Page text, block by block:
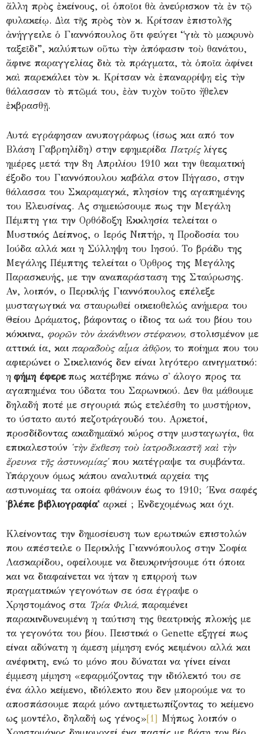
ἄλλη πρὸς ἐκείνους, οἱ ὁποῖοι θὰ ἀνεύρισκον τὰ ἐν τῷ
φυλακείῳ. Δὶα τῆς πρὸς τὸν κ. Κρίτσαν ἐπιστολῆς
ἀνήγγειλε ὁ Γιαννόπουλος ὅτι φεύγει “γιὰ τὸ μακρυνὸ
ταξεῖδι”, καλύπτων οὕτω τὴν ἀπόφασιν τοὺ θανάτου,
ἄφινε παραγγελίας διὰ τὰ πράγματα, τὰ ὁποῖα ἀφίνει
καὶ παρεκάλει τὸν κ. Κρίτσαν νὰ ἐπαναρρίψῃ εἰς τὴν
θάλασσαν τὸ πτῶμά του, ἐὰν τυχὸν τοῦτο ἤθελεν
ἐκβρασθῇ.
Αυτά εγράφησαν ανυπογράφως (ίσως και από τον
Βλάση Γαβριηλίδη) στην εφημερίδα Πατρίς λίγες
ημέρες μετά την 8η Απριλίου 1910 και την θεαματική
έξοδο του Γιαννόπουλου καβάλα στον Πήγασο, στην
θάλασσα του Σκαραμαγκά, πλησίον της αγαπημένης
του Ελευσίνας. Ας σημειώσουμε πως την Μεγάλη
Πέμπτη για την Ορθόδοξη Εκκλησία τελείται ο
Μυστικός Δείπνος, ο Ιερός Νιπτήρ, η Προδοσία του
Ιούδα αλλά και η Σύλληψη του Ιησού. Το βράδυ της
Μεγάλης Πέμπτης τελείται ο Όρθρος της Μεγάλης
Παρασκευής, με την αναπαράσταση της Σταύρωσης.
Αν, λοιπόν, ο Περικλής Γιαννόπουλος επέλεξε
μυσταγωγικά να σταυρωθεί οικειοθελώς ανήμερα του
Θείου Δράματος, βάφοντας ο ίδιος τα ωά του βίου του
κόκκινα, φορῶν τὸν ἀκάνθινον στέφανον, στολισμένον με
αττικά ία, και παραδοὺς αἷμα ἀθῷον, το ποίημα που του
αφιερώνει ο Σικελιανός δεν είναι λιγότερο αινιγματικό:
η φήμη έφερεπως κατέβηκε πάνω σ᾽ άλογο προς τα
αγαπημένα του ύδατα του Σαρωνικού. Δεν θα μάθουμε
δηλαδή ποτέ με σιγουριά πώς ετελέσθη το μυστήριον,
το ύστατο αυτό πεζοτράγουδό του. Αρκετοί,
προσδίδοντας ακαδημαϊκό κύρος στην μυσταγωγία, θα
επικαλεστούν ῾τὴν ἔκθεση τοὺ ἰατροδικαστῆ καὶ τὴν
ἔρευνα τῆς ἀστυνομίας῾που κατέγραψε τα συμβάντα.
Υπάρχουν όμως κάπου αναλυτικά αρχεία της
αστυνομίας τα οποία φθάνουν έως το 1910; Ένα σαφές
῾βλέπε βιβλιογραφία῾αρκεί ; Ενδεχομένως και όχι.
Κλείνοντας την δημοσίευση των ερωτικών επιστολών
που απέστειλε ο Περικλής Γιαννόπουλος στην Σοφία
Λασκαρίδου, οφείλουμε να διευκρινήσουμε ότι όποια
και να διαφαίνεται να ήταν η επιρροή των
πραγματικών γεγονότων σε όσα έγραψε ο
Χρηστομάνος στα Τρία Φιλιά, παραμένει
παρακινδυνευμένη η ταύτιση της θεατρικής πλοκής με
τα γεγονότα του βίου. Πειστικά ο Genette εξηγεί πως
είναι αδύνατη η άμεση μίμηση ενός κειμένου αλλά και
ανέφικτη, ενώ το μόνο που δύναται να γίνει είναι
έμμεση μίμηση «εφαρμόζοντας την ιδιόλεκτό του σε
ένα άλλο κείμενο, ιδιόλεκτο που δεν μπορούμε να το
αποσπάσουμε παρά μόνο αντιμετωπίζοντας το κείμενο
ως μοντέλο, δηλαδή ως γένος»[1] Μήπως λοιπόν ο